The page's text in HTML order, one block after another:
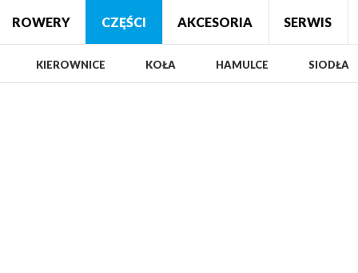
ROWERY CZĘŚCI AKCESORIA SERWIS
KIEROWNICE KOŁA HAMULCE SIODŁA
Główna › Części rowerowe Mechanizm korbowy Shimano